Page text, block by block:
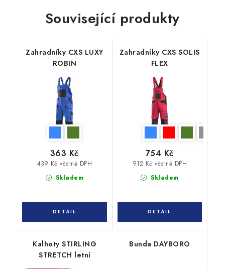
Související produkty
Zahradníky CXS LUXY
ROBIN
Skladem
439 Kč včetně DPH
363 Kč
Zahradníky CXS SOLIS
FLEX
Skladem
912 Kč včetně DPH
754 Kč
Kalhoty STIRLING
STRETCH letní
Bunda DAYBORO